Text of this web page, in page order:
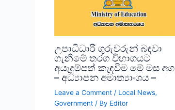
උපාධිධාරී ගුරුවරුන් බඳවා
ගැනීමේ තරග විභාගයට
අයැදුම්පත් කැඳවීම මේ මස අග
– අධ්‍යාපන අමාත්‍යාංශය –
Leave a Comment / Local News,
Government / By Editor